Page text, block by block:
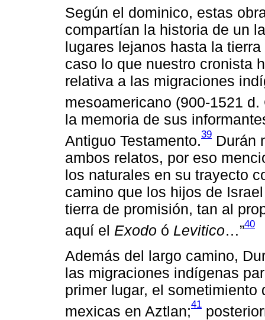
Según el dominico, estas
compartían la historia de un
lugares lejanos hasta la
caso lo que nuestro cronista
relativa a las migraciones
mesoamericano (900-1521
la memoria de sus
Antiguo Testamento.39 Durán
ambos relatos, por eso
los naturales en su trayecto
camino que los hijos de
tierra de promisión, tan al
aquí el Exodo ó Levitico…”40
Además del largo camino,
las migraciones indígenas
primer lugar, el
mexicas en Aztlan;41